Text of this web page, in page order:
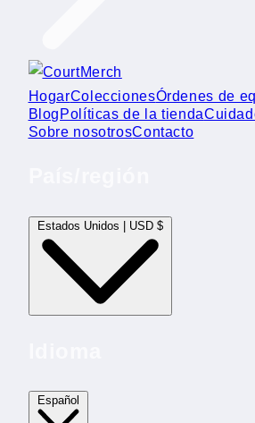
HogarColeccionesÓrdenes de
Blog Políticas de la tienda
Sobre nosotrosContacto
Estados Unidos | USD $
Español